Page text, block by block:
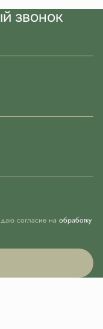
звонок
согласие на обработку